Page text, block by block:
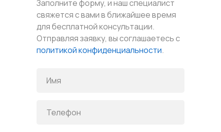
Заполните форму, и наш специалист
свяжется с вами в ближайшее время
для бесплатной консультации.
Отправляя заявку, вы соглашаетесь с
политикой конфиденциальности.